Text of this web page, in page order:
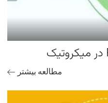
مطالعه بیشتر